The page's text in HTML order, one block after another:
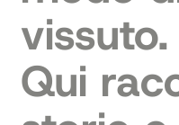
vissuto.
Qui